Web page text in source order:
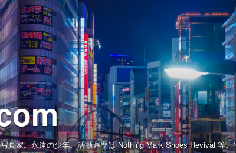
真家。永遠の少年。活動遍歴は Nothing Mark Shoes Revival 等。